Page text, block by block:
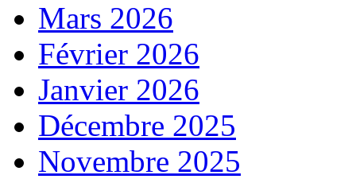
Mars 2026
Février 2026
Janvier 2026
Décembre 2025
Novembre 2025